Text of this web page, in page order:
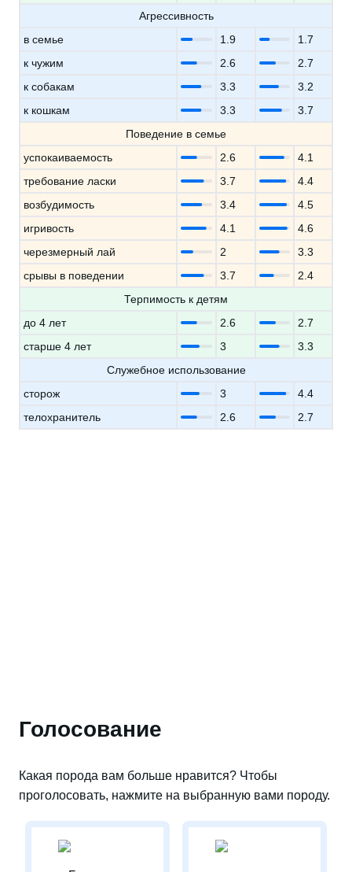
Агрессивность
в семье
1.9
1.7
к чужим
2.6
2.7
к собакам
3.3
3.2
к кошкам
3.3
3.7
Поведение в семье
успокаиваемость
2.6
4.1
требование ласки
3.7
4.4
возбудимость
3.4
4.5
игривость
4.1
4.6
черезмерный лай
2
3.3
срывы в поведении
3.7
2.4
Терпимость к детям
до 4 лет
2.6
2.7
старше 4 лет
3
3.3
Служебное использование
сторож
3
4.4
телохранитель
2.6 2.7
Голосование
Какая порода вам больше нравится? Чтобы
проголосовать, нажмите на выбранную вами породу.